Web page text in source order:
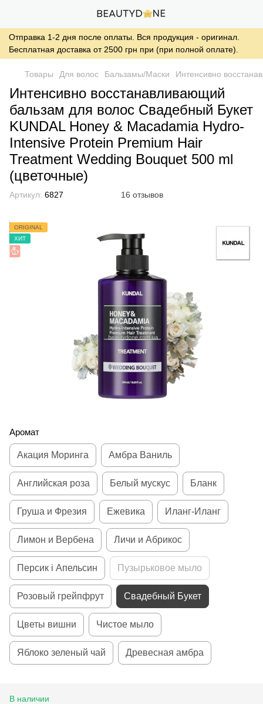
Отправка 1-2 дня после оплаты. Вся продукция - оригинал.
Бесплатная доставка от 2500 грн при (при полной оплате).
Товары Для волос Бальзамы/Маски Интенсивно
Интенсивно восстанавливающий
бальзам для волос Свадебный Букет
KUNDAL Honey & Macadamia Hydro-
Intensive Protein Premium Hair
Treatment Wedding Bouquet 500 ml
(цветочные)
Артикул: 6827 16 отзывов
ORIGINAL
ХИТ
Аромат
Акация Моринга Амбра Ваниль
Английская роза Белый мускус Бланк
Груша и Фрезия Ежевика Иланг-Иланг
Лимон и Вербена Личи и Абрикос
Персик і Апельсин Пузырьковое мыло
Розовый грейпфрут Свадебный Букет
Цветы вишни Чистое мыло
Яблоко зеленый чай Древесная амбра
В наличии